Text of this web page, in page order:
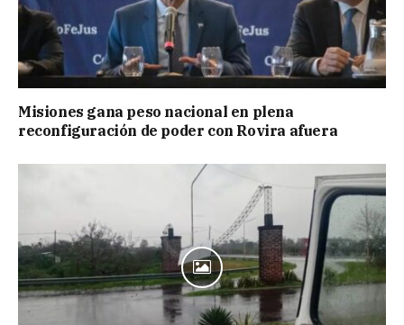
Misiones gana peso nacional en plena
reconfiguración de poder con Rovira afuera